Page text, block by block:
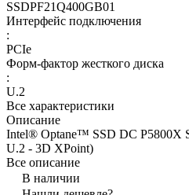
SSDPF21Q400GB01
Интерфейс подключения
:
PCIe
Форм-фактор жесткого диска
:
U.2
Все характеристики
Описание
Intel® Optane™ SSD DC P5800X
U.2 - 3D XPoint)
Все описание
В наличии